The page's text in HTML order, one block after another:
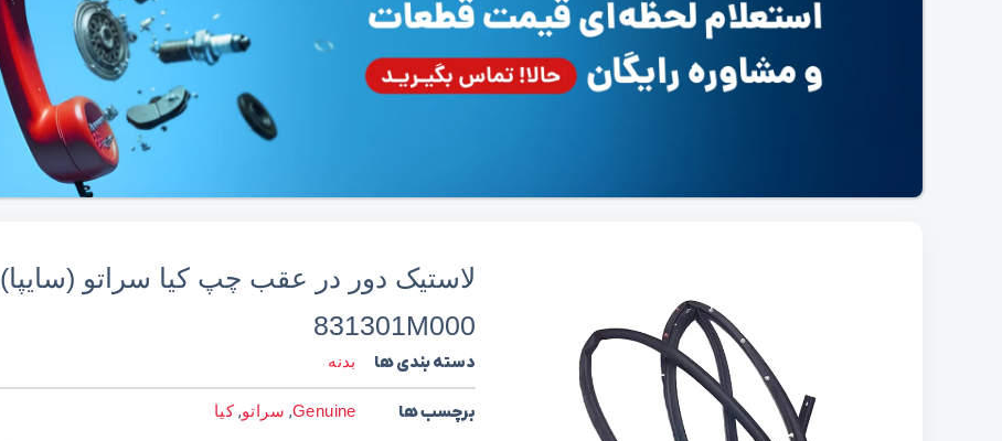
لاستیک دور در عقب چپ کیا سراتو (سایپا)
831301M000
دسته بندی ها بدنه
برچسب ها Genuine
, سراتو,کیا